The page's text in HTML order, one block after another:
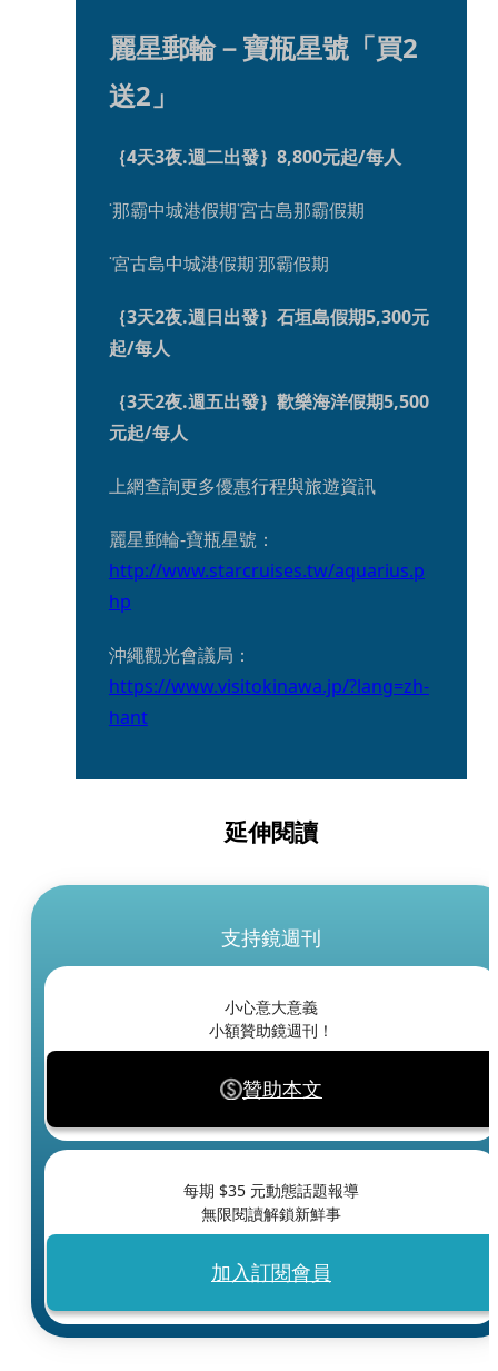
麗星郵輪－寶瓶星號「買2
送2」
｛4天3夜.週二出發｝8,800元起/每人
˙那霸中城港假期˙宮古島那霸假期
˙宮古島中城港假期˙那霸假期
｛3天2夜.週日出發｝石垣島假期5,300元
起/每人
｛3天2夜.週五出發｝歡樂海洋假期5,500
元起/每人
上網查詢更多優惠行程與旅遊資訊
麗星郵輪-寶瓶星號：
http://www.starcruises.tw/aquarius.p
hp
沖繩觀光會議局：
https://www.visitokinawa.jp/?lang=zh-
hant
延伸閱讀
支持鏡週刊
小心意大意義
小額贊助鏡週刊！
贊助本文
每期 $35 元動態話題報導
無限閱讀解鎖新鮮事
加入訂閱會員